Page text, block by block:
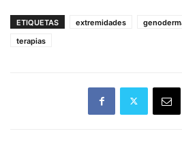
ETIQUETAS extremidades
terapias